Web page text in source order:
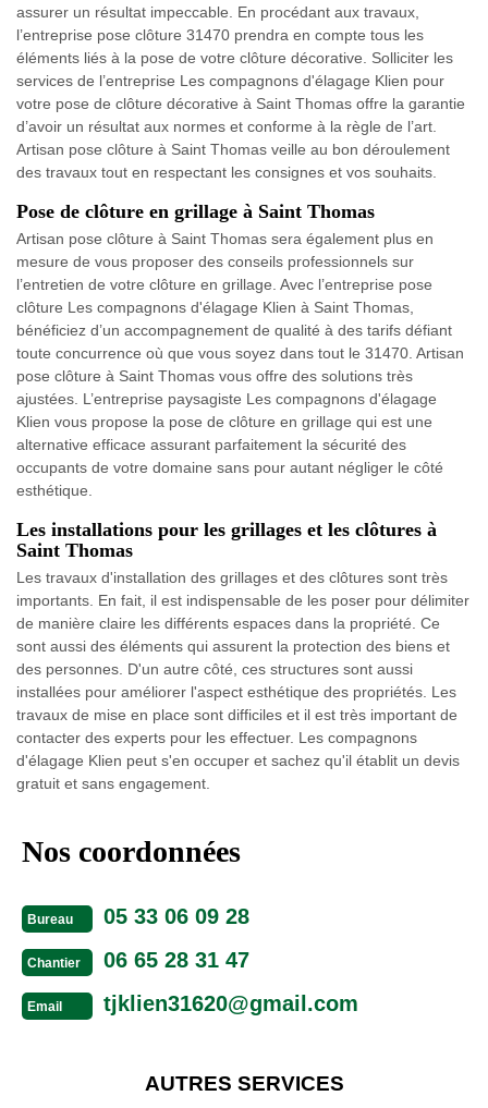
assurer un résultat impeccable. En procédant aux travaux,
l’entreprise pose clôture 31470 prendra en compte tous les
éléments liés à la pose de votre clôture décorative. Solliciter les
services de l’entreprise Les compagnons d'élagage Klien pour
votre pose de clôture décorative à Saint Thomas offre la garantie
d’avoir un résultat aux normes et conforme à la règle de l’art.
Artisan pose clôture à Saint Thomas veille au bon déroulement
des travaux tout en respectant les consignes et vos souhaits.
Pose de clôture en grillage à Saint Thomas
Artisan pose clôture à Saint Thomas sera également plus en
mesure de vous proposer des conseils professionnels sur
l’entretien de votre clôture en grillage. Avec l’entreprise pose
clôture Les compagnons d'élagage Klien à Saint Thomas,
bénéficiez d’un accompagnement de qualité à des tarifs défiant
toute concurrence où que vous soyez dans tout le 31470. Artisan
pose clôture à Saint Thomas vous offre des solutions très
ajustées. L’entreprise paysagiste Les compagnons d'élagage
Klien vous propose la pose de clôture en grillage qui est une
alternative efficace assurant parfaitement la sécurité des
occupants de votre domaine sans pour autant négliger le côté
esthétique.
Les installations pour les grillages et les clôtures à
Saint Thomas
Les travaux d'installation des grillages et des clôtures sont très
importants. En fait, il est indispensable de les poser pour délimiter
de manière claire les différents espaces dans la propriété. Ce
sont aussi des éléments qui assurent la protection des biens et
des personnes. D'un autre côté, ces structures sont aussi
installées pour améliorer l'aspect esthétique des propriétés. Les
travaux de mise en place sont difficiles et il est très important de
contacter des experts pour les effectuer. Les compagnons
d'élagage Klien peut s'en occuper et sachez qu'il établit un devis
gratuit et sans engagement.
Nos coordonnées
Bureau 05 33 06 09 28
Chantier 06 65 28 31 47
Email tjklien31620@gmail.com
AUTRES SERVICES